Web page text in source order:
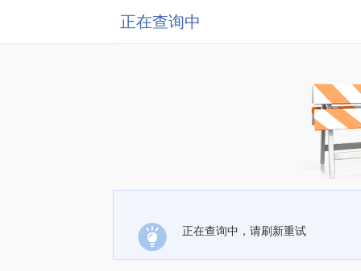
正在查询中
正在查询中，请刷新重试